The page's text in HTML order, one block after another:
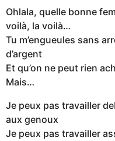
Ohlala, quelle bonne
voilà, la voilà…
Tu m’engueules sans
d’argent
Et qu’on ne peut rien
Mais…
Je peux pas travailler
aux genoux
Je peux pas travailler